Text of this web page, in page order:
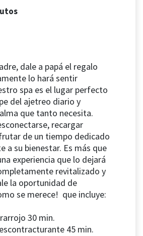
dale a papá el regalo
lo hará sentir
spa es el lugar perfecto
del ajetreo diario y
que tanto necesita.
recargar
de un tiempo dedicado
a su bienestar. Es más que
experiencia que lo dejará
revitalizado y
la oportunidad de
se merece! que incluye:
30 min.
45 min.